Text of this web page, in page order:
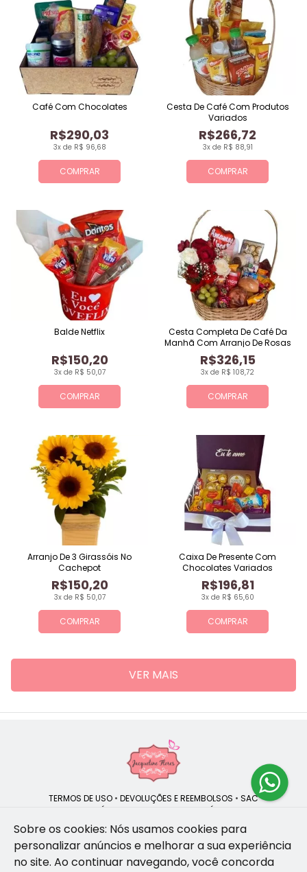
COMPRAR
3x de R$ 96,68
R$290,03
Café Com Chocolates
COMPRAR
3x de R$ 88,91
R$266,72
Cesta De Café Com Produtos
Variados
COMPRAR
3x de R$ 50,07
R$150,20
Balde Netflix
COMPRAR
3x de R$ 108,72
R$326,15
Cesta Completa De Café Da
Manhã Com Arranjo De Rosas
COMPRAR
3x de R$ 50,07
R$150,20
Arranjo De 3 Girassóis No
Cachepot
COMPRAR
3x de R$ 65,60
R$196,81
Caixa De Presente Com
Chocolates Variados
VER MAIS
TERMOS DE USO • DEVOLUÇÕES E REEMBOLSOS • SAC
POLÍTICA DE PRIVACIDADE POLÍTICA DE COOKIES
Jacqueline Flores | CNPJ: 47.335.418/0001-13
Sobre os cookies: Nós usamos cookies para
personalizar anúncios e melhorar a sua experiência
no site. Ao continuar navegando, você concorda